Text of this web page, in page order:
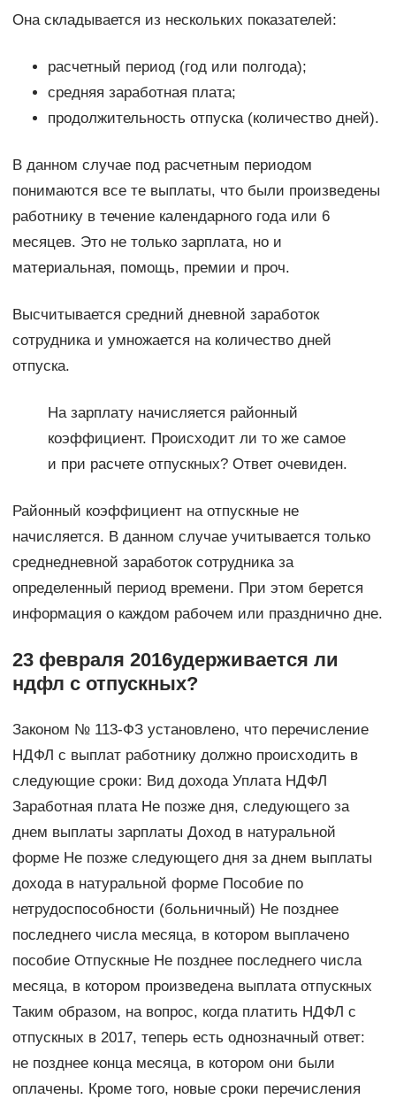
Она складывается из нескольких показателей:
расчетный период (год или полгода);
средняя заработная плата;
продолжительность отпуска (количество дней).
В данном случае под расчетным периодом
понимаются все те выплаты, что были произведены
работнику в течение календарного года или 6
месяцев. Это не только зарплата, но и
материальная, помощь, премии и проч.
Высчитывается средний дневной заработок
сотрудника и умножается на количество дней
отпуска.
На зарплату начисляется районный
коэффициент. Происходит ли то же самое
и при расчете отпускных? Ответ очевиден.
Районный коэффициент на отпускные не
начисляется. В данном случае учитывается только
среднедневной заработок сотрудника за
определенный период времени. При этом берется
информация о каждом рабочем или празднично дне.
23 февраля 2016удерживается ли
ндфл с отпускных?
Законом № 113-ФЗ установлено, что перечисление
НДФЛ с выплат работнику должно происходить в
следующие сроки: Вид дохода Уплата НДФЛ
Заработная плата Не позже дня, следующего за
днем выплаты зарплаты Доход в натуральной
форме Не позже следующего дня за днем выплаты
дохода в натуральной форме Пособие по
нетрудоспособности (больничный) Не позднее
последнего числа месяца, в котором выплачено
пособие Отпускные Не позднее последнего числа
месяца, в котором произведена выплата отпускных
Таким образом, на вопрос, когда платить НДФЛ с
отпускных в 2017, теперь есть однозначный ответ:
не позднее конца месяца, в котором они были
оплачены. Кроме того, новые сроки перечисления